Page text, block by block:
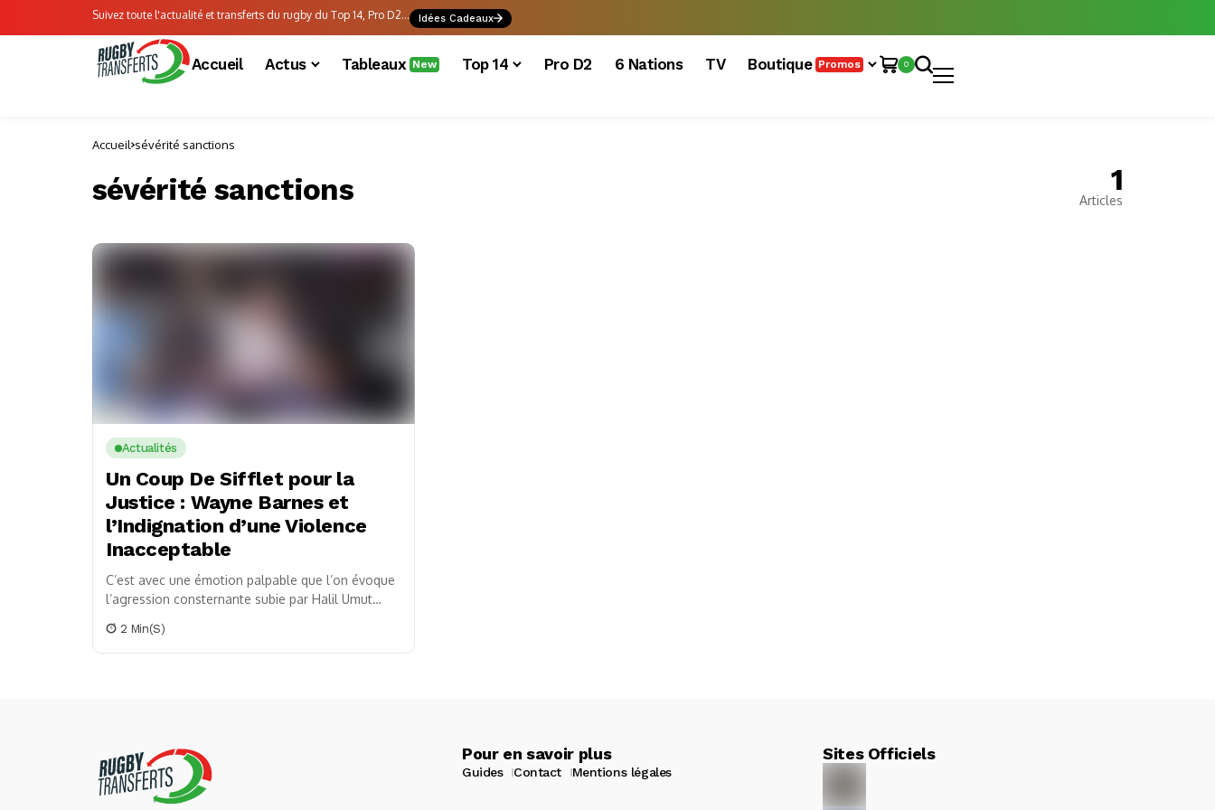
Suivez toute l'actualité et transferts du rugby du Top 14, Pro D2... Idées Cadeaux
Accueil Actus Tableaux New Top 14 Pro D2 6 Nations TV Boutique Promos 0
Accueil sévérité sanctions
sévérité sanctions 1
Articles
Actualités
Un Coup De Sifflet pour la
Justice : Wayne Barnes et
l’Indignation d’une Violence
Inacceptable
C’est avec une émotion palpable que l’on évoque
l’agression consternante subie par Halil Umut
inadmissibles...
2 Min(s)
Pour en savoir plus
Guides Contact Mentions légales
Sites Officiels